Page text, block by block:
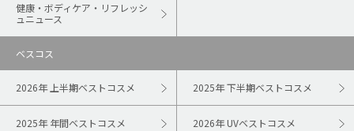
健康・ボディケア・リフレッシ
ュニュース
ベスコス
2026年 上半期ベストコスメ 2025年 下半期ベストコスメ
2025年 年間ベストコスメ 2026年 UVベストコスメ